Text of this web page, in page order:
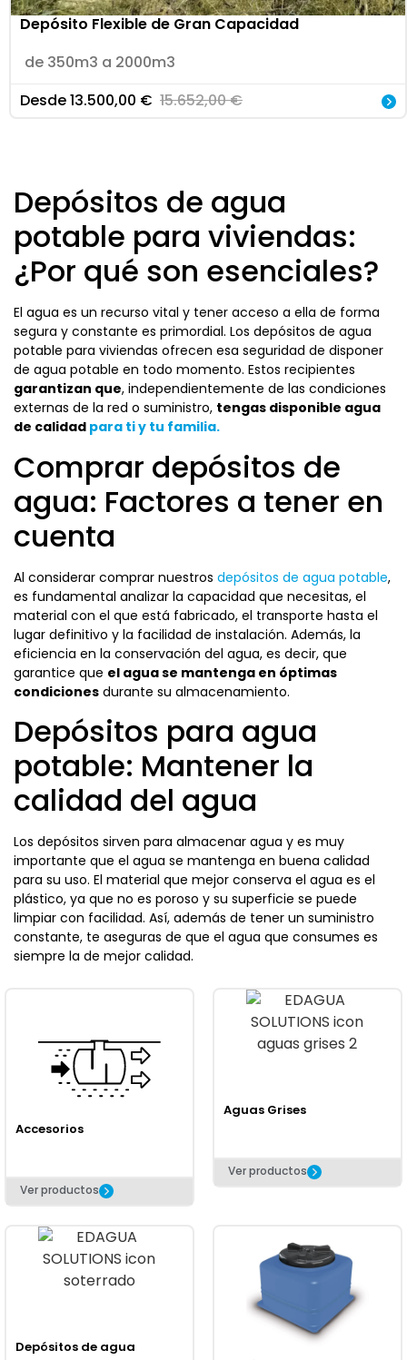
Depósito Flexible de Gran Capacidad
de 350m3 a 2000m3
Desde13.500,00 € 15.652,00€
Depósitos de agua
potable para viviendas:
¿Por qué son esenciales?
El agua es un recurso vital y tener acceso a ella de forma
segura y constante es primordial. Los depósitos de agua
potable para viviendas ofrecen esa seguridad de disponer
de agua potable en todo momento. Estos recipientes
garantizan que, independientemente de las condiciones
externas de la red o suministro, tengas disponible agua
de calidad para ti y tu familia.
Comprar depósitos de
agua: Factores a tener en
cuenta
Al considerar comprar nuestros depósitos de agua potable,
es fundamental analizar la capacidad que necesitas, el
material con el que está fabricado, el transporte hasta el
lugar definitivo y la facilidad de instalación. Además, la
eficiencia en la conservación del agua, es decir, que
garantice que el agua se mantenga en óptimas
condiciones durante su almacenamiento.
Depósitos para agua
potable: Mantener la
calidad del agua
Los depósitos sirven para almacenar agua y es muy
importante que el agua se mantenga en buena calidad
para su uso. El material que mejor conserva el agua es el
plástico, ya que no es poroso y su superficie se puede
limpiar con facilidad. Así, además de tener un suministro
constante, te aseguras de que el agua que consumes es
siempre la de mejor calidad.
Accesorios
Ver productos
Aguas Grises
Ver productos
Depósitos de agua